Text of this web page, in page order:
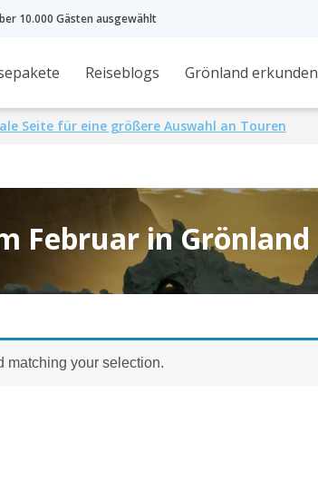
10.000 Gästen ausgewählt
Reiseblogs Grönland erkunden
Seite für eine größere Auswahl an Touren
Februar in Grönland
matching your selection.